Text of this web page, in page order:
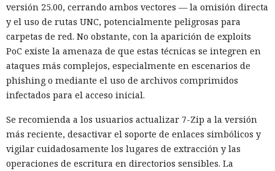
versión 25.00, cerrando ambos vectores — la omisión directa
y el uso de rutas UNC, potencialmente peligrosas para
carpetas de red. No obstante, con la aparición de exploits
PoC existe la amenaza de que estas técnicas se integren en
ataques más complejos, especialmente en escenarios de
phishing o mediante el uso de archivos comprimidos
infectados para el acceso inicial.
Se recomienda a los usuarios actualizar 7-Zip a la versión
más reciente, desactivar el soporte de enlaces simbólicos y
vigilar cuidadosamente los lugares de extracción y las
operaciones de escritura en directorios sensibles. La